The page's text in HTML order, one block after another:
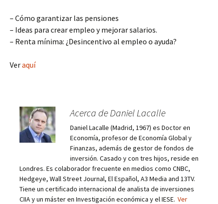
– Cómo garantizar las pensiones
– Ideas para crear empleo y mejorar salarios.
– Renta mínima: ¿Desincentivo al empleo o ayuda?
Veraquí
Acerca de Daniel Lacalle
Daniel Lacalle (Madrid, 1967) es Doctor en
Economía, profesor de Economía Global y
Finanzas, además de gestor de fondos de
inversión. Casado y con tres hijos, reside en
Londres. Es colaborador frecuente en medios como CNBC,
Hedgeye, Wall Street Journal, El Español, A3 Media and 13TV.
Tiene un certificado internacional de analista de inversiones
CIIA y un máster en Investigación económica y el IESE. Ver